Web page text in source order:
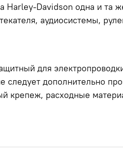
Harley-Davidson одна и
аудиосистемы,
для
дополнительно
крепеж, расходные